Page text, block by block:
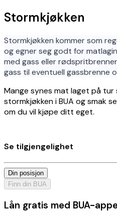
Stormkjøkken
Stormkjøkken kommer som
og egner seg godt for
med gass eller
gass til eventuell gassbrenne
Mange synes mat laget på
stormkjøkken i BUA og smak
om du vil kjøpe ditt eget.
Se tilgjengelighet
Din posisjon
Finn din BUA
Lån gratis med BUA-